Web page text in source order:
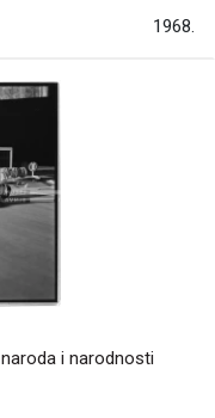
1968.
i narodnosti